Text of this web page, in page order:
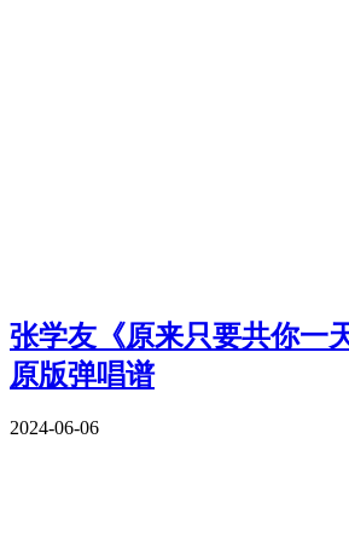
张学友《原来只要共你一
原版弹唱谱
2024-06-06